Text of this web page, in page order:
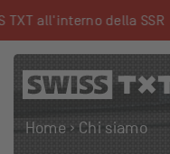
Navigare su
Al contenuto
Al contatto
all'interno della SSR
Home Chi siamo